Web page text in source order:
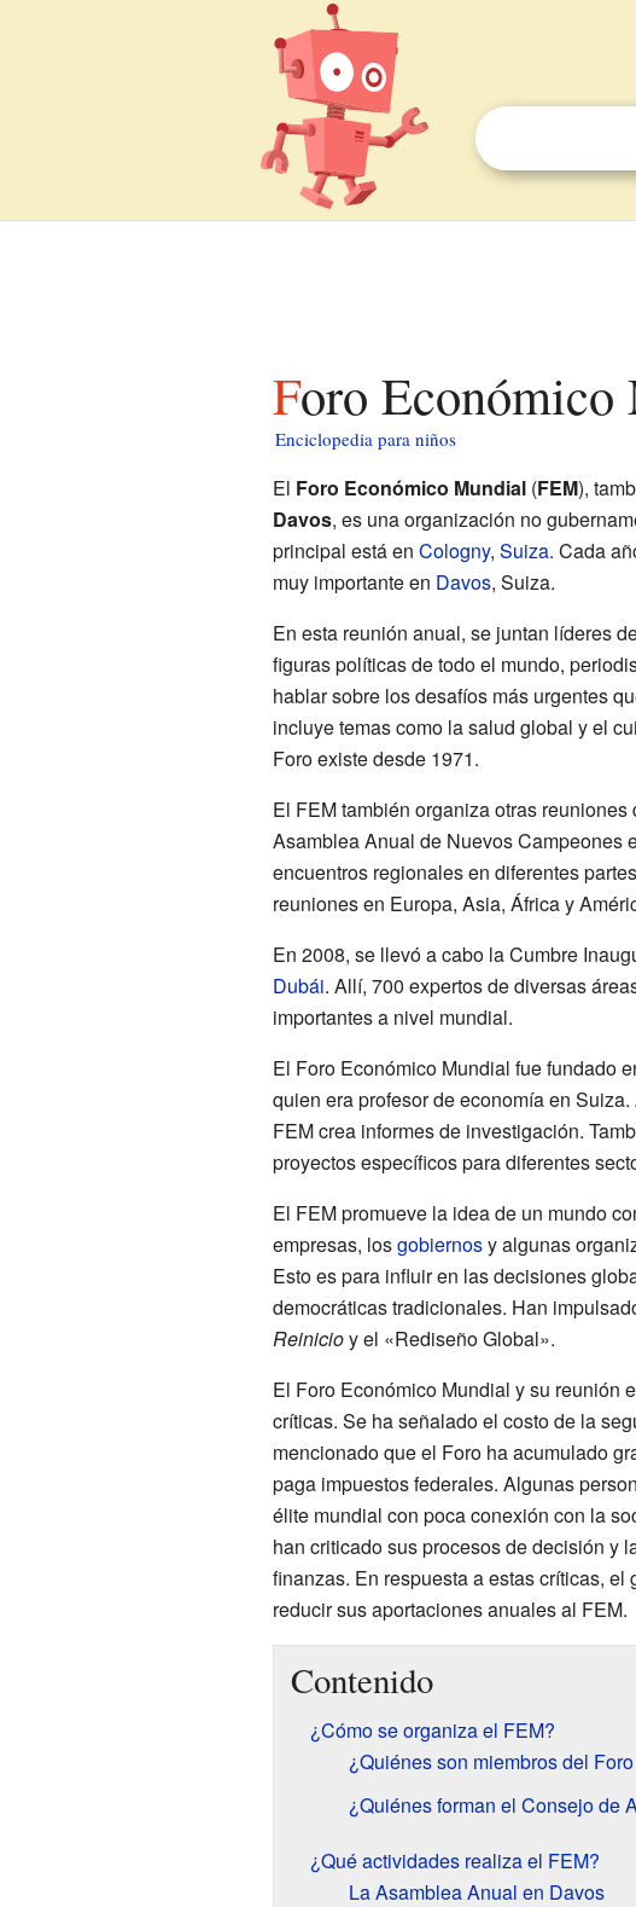
Foro
Enciclopedia para niños
El Foro Económico Mundial(FEM),
Davos, es una organización no
principal está en Cologny, Suiza. Cada
muy importante en Davos, Suiza.
En esta reunión anual, se juntan líderes
figuras políticas de todo el mundo,
hablar sobre los desafíos más urgentes
incluye temas como la salud global y el
Foro existe desde 1971.
El FEM también organiza otras
Asamblea Anual de Nuevos Campeones
encuentros regionales en diferentes
reuniones en Europa, Asia, África y
En 2008, se llevó a cabo la Cumbre
Dubái. Allí, 700 expertos de diversas
importantes a nivel mundial.
El Foro Económico Mundial fue fundado
quien era profesor de economía en
FEM crea informes de investigación.
proyectos específicos para diferentes
El FEM promueve la idea de un mundo
empresas, losgobiernosy algunas
Esto es para influir en las decisiones
democráticas tradicionales. Han
Reinicioy el «Rediseño Global».
El Foro Económico Mundial y su reunión
críticas. Se ha señalado el costo de la
mencionado que el Foro ha acumulado
paga impuestos federales. Algunas
élite mundial con poca conexión con la
han criticado sus procesos de decisión y
finanzas. En respuesta a estas críticas,
reducir sus aportaciones anuales al FEM.
Contenido
¿Cómo se organiza el FEM?
¿Quiénes son miembros del
¿Quiénes forman el Consejo de
¿Qué actividades realiza el FEM?
La Asamblea Anual en Davos